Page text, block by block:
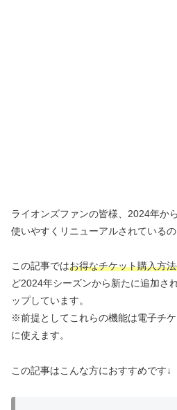
ライオンズファンの皆様、2024年か
使いやすくリニューアルされている
この記事ではお得なチケット購入方
ど2024年シーズンから新たに追加さ
ップしています。
※前提としてこれらの機能は電子チ
に使えます。
この記事はこんな方におすすめです↓